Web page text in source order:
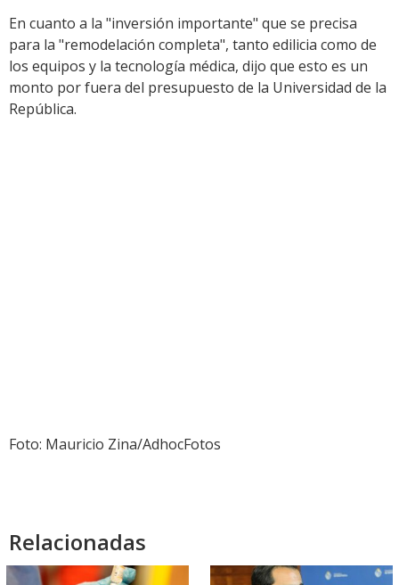
En cuanto a la "inversión importante" que se precisa
para la "remodelación completa", tanto edilicia como de
los equipos y la tecnología médica, dijo que esto es un
monto por fuera del presupuesto de la Universidad de la
República.
Foto: Mauricio Zina/AdhocFotos
Relacionadas